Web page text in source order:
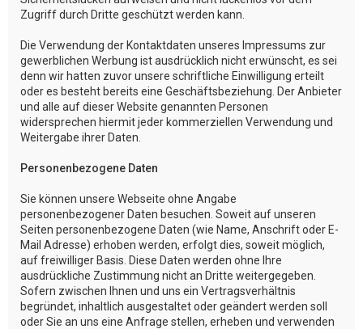
Zugriff durch Dritte geschützt werden kann.
Die Verwendung der Kontaktdaten unseres Impressums zur
gewerblichen Werbung ist ausdrücklich nicht erwünscht, es sei
denn wir hatten zuvor unsere schriftliche Einwilligung erteilt
oder es besteht bereits eine Geschäftsbeziehung. Der Anbieter
und alle auf dieser Website genannten Personen
widersprechen hiermit jeder kommerziellen Verwendung und
Weitergabe ihrer Daten.
Personenbezogene Daten
Sie können unsere Webseite ohne Angabe
personenbezogener Daten besuchen. Soweit auf unseren
Seiten personenbezogene Daten (wie Name, Anschrift oder E-
Mail Adresse) erhoben werden, erfolgt dies, soweit möglich,
auf freiwilliger Basis. Diese Daten werden ohne Ihre
ausdrückliche Zustimmung nicht an Dritte weitergegeben.
Sofern zwischen Ihnen und uns ein Vertragsverhältnis
begründet, inhaltlich ausgestaltet oder geändert werden soll
oder Sie an uns eine Anfrage stellen, erheben und verwenden